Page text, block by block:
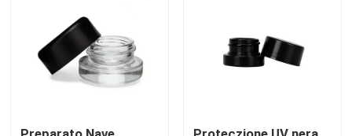
Circa noi